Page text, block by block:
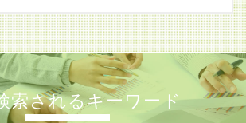
索されるキーワード